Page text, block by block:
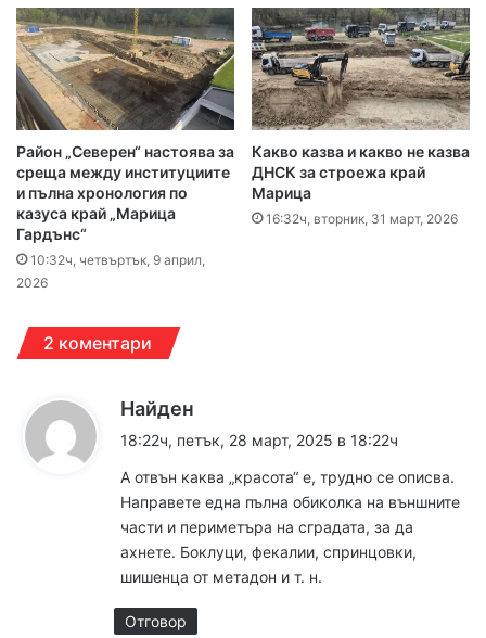
Район „Северен“ настоява за
среща между институциите
и пълна хронология по
казуса край „Марица
Гардънс“
10:32ч, четвъртък, 9 април,
2026
Какво казва и какво не казва
ДНСК за строежа край
Марица
16:32ч, вторник, 31 март, 2026
2 коментари
Найден
а
а
:
18:22ч, петък, 28 март, 2025 в 18:22ч
А отвън каква „красота“ е, трудно се описва.
Направете една пълна обиколка на външните
части и периметъра на сградата, за да
ахнете. Боклуци, фекалии, спринцовки,
шишенца от метадон и т. н.
Отговор